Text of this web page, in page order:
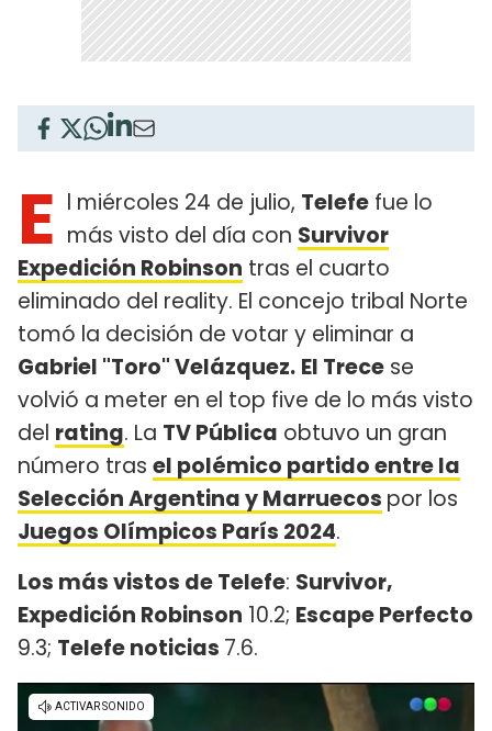
E l miércoles 24 de julio, Telefe fue lo
más visto del día con Survivor
Expedición Robinson tras el cuarto
eliminado del reality. El concejo tribal Norte
tomó la decisión de votar y eliminar a
Gabriel "Toro" Velázquez. El Trece se
volvió a meter en el top five de lo más visto
del rating. La TV Pública obtuvo un gran
número tras el polémico partido entre la
Selección Argentina y Marruecos por los
Juegos Olímpicos París 2024.
Los más vistos de Telefe: Survivor,
Expedición Robinson 10.2; Escape Perfecto
9.3; Telefe noticias 7.6.